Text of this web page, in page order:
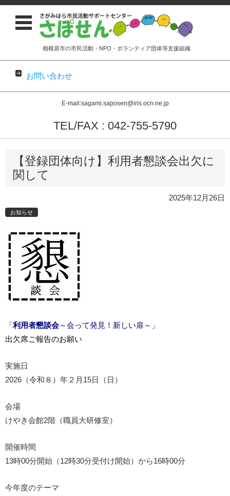
相模原市の市民活動・NPO・ボランティア団体等支援組織
お問い合わせ
E-mail:sagami.saposen@iris.ocn.ne.jp
TEL/FAX : 042-755-5790
コンテンツに移動
【登録団体向け】利用者懇談会出欠に
関して
2025年12月26日
お知らせ
「利用者懇談会～会って発見！新しい扉～」
出欠席ご報告のお願い
実施日
2026（令和８）年２月15日（日）
会場
けやき会館2階（職員大研修室）
開催時間
13時00分開始（12時30分受付け開始）から16時00分
今年度のテーマ